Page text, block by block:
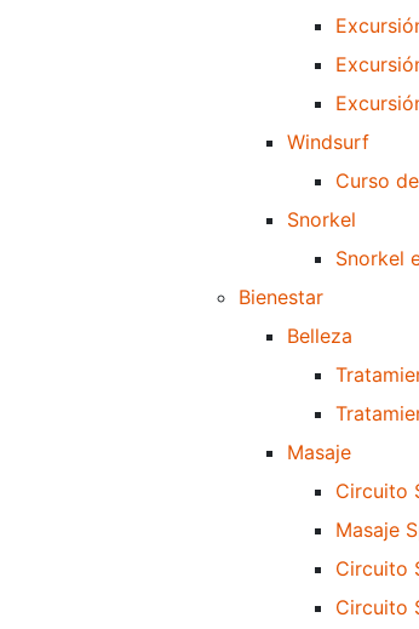
Windsurf
Curso
Snorkel
Snorkel
Bienestar
Belleza
Masaje
Circuito
Masaje
Circuito
Circuito